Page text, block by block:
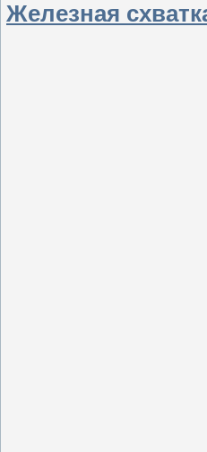
Железная